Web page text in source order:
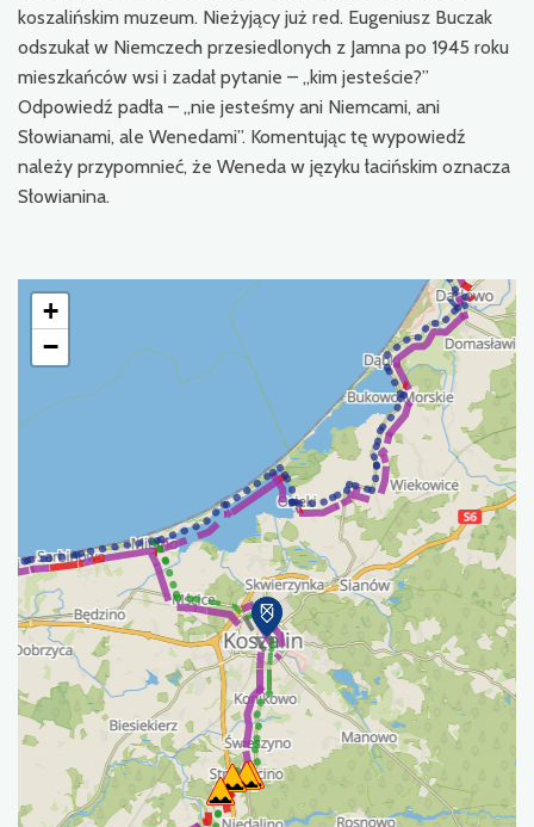
koszalińskim muzeum. Nieżyjący już red. Eugeniusz Buczak
odszukał w Niemczech przesiedlonych z Jamna po 1945 roku
mieszkańców wsi i zadał pytanie – „kim jesteście?”
Odpowiedź padła – „nie jesteśmy ani Niemcami, ani
Słowianami, ale Wenedami”. Komentując tę wypowiedź
należy przypomnieć, że Weneda w języku łacińskim oznacza
Słowianina.
+
−